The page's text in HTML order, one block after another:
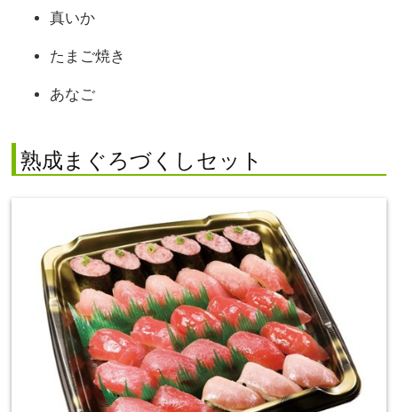
真いか
たまご焼き
あなご
熟成まぐろづくしセット